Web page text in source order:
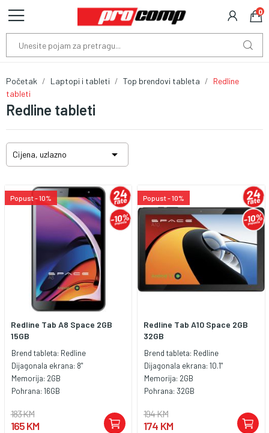
0
Redline tableti
Početak Laptopi i tableti Top brendovi tableta
Redline
tableti
Cijena, uzlazno 
Popust - 10%
Redline Tab A8 Space 2GB
15GB
Brend tableta: Redline
Dijagonala ekrana: 8"
Memorija: 2GB
Pohrana: 16GB
183 KM
165 KM
Popust - 10%
Redline Tab A10 Space 2GB
32GB
Brend tableta: Redline
Dijagonala ekrana: 10.1"
Memorija: 2GB
Pohrana: 32GB
194 KM
174 KM